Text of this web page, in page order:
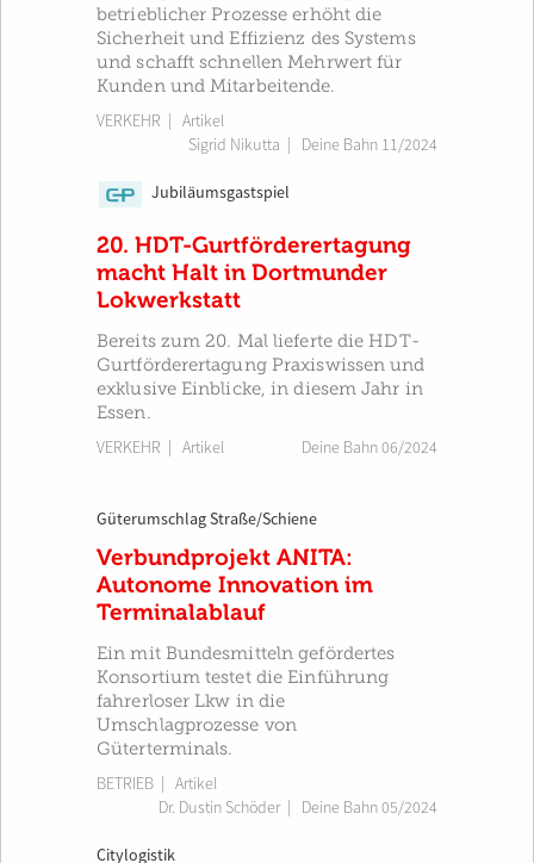
betrieblicher Prozesse erhöht die
Sicherheit und Effizienz des Systems
und schafft schnellen Mehrwert für
Kunden und Mitarbeitende.
VERKEHR | Artikel
Sigrid Nikutta
Deine Bahn 11/2024
CP Jubiläumsgastspiel
20. HDT-Gurtförderertagung
macht Halt in Dortmunder
Lokwerkstatt
Bereits zum 20. Mal lieferte die HDT-
Gurtförderertagung Praxiswissen und
exklusive Einblicke, in diesem Jahr in
Essen.
VERKEHR | Artikel Deine Bahn 06/2024
Güterumschlag Straße/Schiene
Verbundprojekt ANITA:
Autonome Innovation im
Terminalablauf
Ein mit Bundesmitteln gefördertes
Konsortium testet die Einführung
fahrerloser Lkw in die
Umschlagprozesse von
Güterterminals.
BETRIEB | Artikel
Dr. Dustin Schöder| Deine Bahn 05/2024
Citylogistik